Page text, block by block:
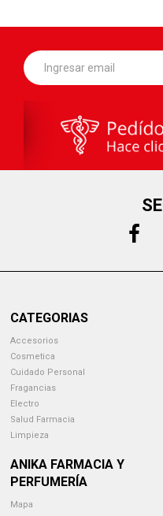
CATEGORIAS
Accesorios
Cosmetica
Cuidado Personal
Fragancias
Electro
Salud Farmacia
Limpieza
ANIKA FARMACIA Y
PERFUMERÍA
Mapa